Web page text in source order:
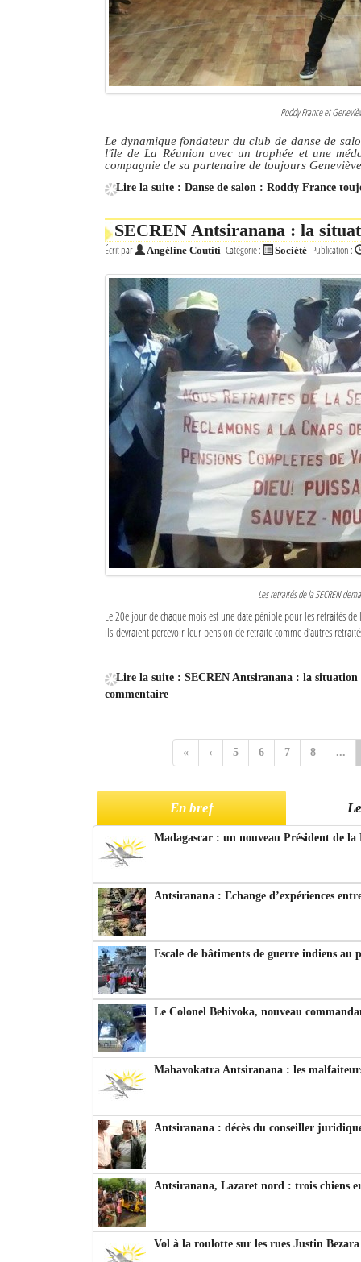
Roddy France et
Le dynamique fondateur du club de danse de
l'île de La Réunion avec un trophée et une
compagnie de sa partenaire de toujours Geneviève
Lire la suite : Danse de salon : Roddy France
SECREN Antsiranana : la
Écrit par Angéline Coutiti Catégorie : Société Publication :
Les retraités de la SECREN
Le 20e jour de chaque mois est une date pénible pour les retraités de
ils devraient percevoir leur pension de retraite comme d’autres
Lire la suite : SECREN Antsiranana : la situation
commentaire
« ‹ 5 6 7 8 ...
En bref
Madagascar : un nouveau Président de
Antsiranana : Echange d’expériences
Escale de bâtiments de guerre indiens au
Le Colonel Behivoka, nouveau
Mahavokatra Antsiranana : les
Antsiranana : décès du conseiller
Antsiranana, Lazaret nord : trois chiens
Vol à la roulotte sur les rues Justin